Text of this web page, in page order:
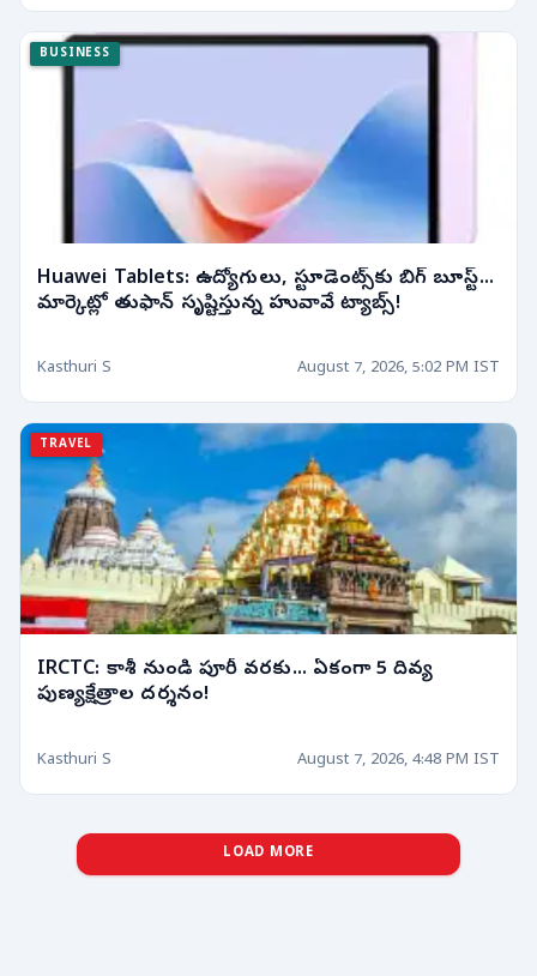
BUSINESS
Huawei Tablets: ఉద్యోగులు, స్టూడెంట్స్‌కు బిగ్ బూస్ట్...
మార్కెట్లో తుఫాన్ సృష్టిస్తున్న హువావే ట్యాబ్స్!
Kasthuri S August 7, 2026, 5:02 PM IST
TRAVEL
IRCTC: కాశీ నుండి పూరీ వరకు... ఏకంగా 5 దివ్య
పుణ్యక్షేత్రాల దర్శనం!
Kasthuri S August 7, 2026, 4:48 PM IST
LOAD MORE